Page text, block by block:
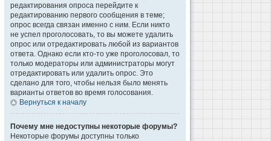
редактирования опроса перейдите к
редактированию первого сообщения в теме;
опрос всегда связан именно с ним. Если никто
не успел проголосовать, то вы можете удалить
опрос или отредактировать любой из вариантов
ответа. Однако если кто-то уже проголосовал, то
только модераторы или администраторы могут
отредактировать или удалить опрос. Это
сделано для того, чтобы нельзя было менять
варианты ответов во время голосования.
Вернуться к началу
Почему мне недоступны некоторые форумы?
Некоторые форумы доступны только